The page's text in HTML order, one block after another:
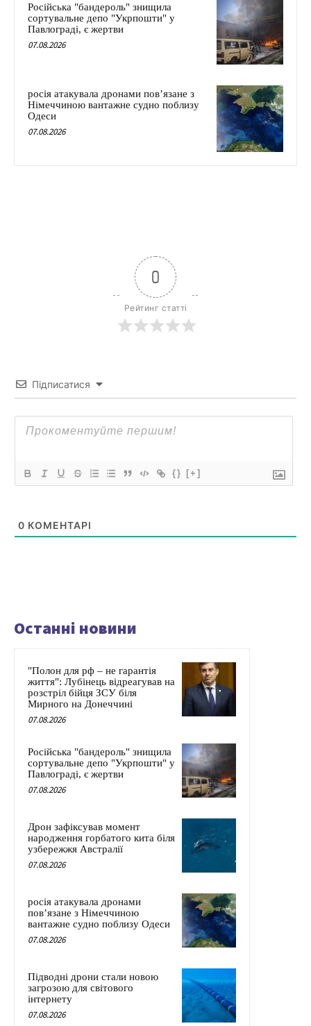
Російська "бандероль" знищила
сортувальне депо "Укрпошти" у
Павлограді, є жертви
07.08.2026
росія атакувала дронами пов’язане з
Німеччиною вантажне судно поблизу
Одеси
07.08.2026
0
Рейтинг статті
Підписатися
{} [+]
0 КОМЕНТАРІ
Останні новини
"Полон для рф – не гарантія
життя": Лубінець відреагував на
розстріл бійця ЗСУ біля
Мирного на Донеччині
07.08.2026
Російська "бандероль" знищила
сортувальне депо "Укрпошти" у
Павлограді, є жертви
07.08.2026
Дрон зафіксував момент
народження горбатого кита біля
узбережжя Австралії
07.08.2026
росія атакувала дронами
пов’язане з Німеччиною
вантажне судно поблизу Одеси
07.08.2026
Підводні дрони стали новою
загрозою для світового
інтернету
07.08.2026